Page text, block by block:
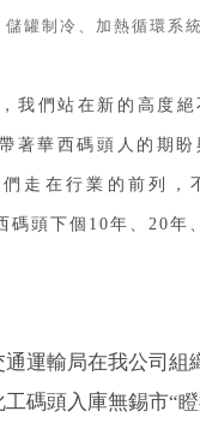
儲罐制冷、加熱循環系統
我們站在新的高度
著華西碼頭人的期
走在行業的前列，
碼頭下個 10年、20年
局在我公司組織開展“百團進百萬企業千萬
工碼頭入庫無錫市“